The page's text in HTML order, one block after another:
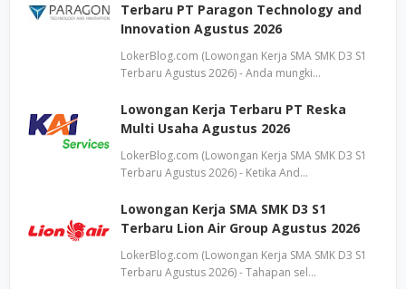
Terbaru PT Paragon Technology and
Innovation Agustus 2026
LokerBlog.com (Lowongan Kerja SMA SMK D3 S1
Terbaru Agustus 2026) - Anda mungki…
Lowongan Kerja Terbaru PT Reska
Multi Usaha Agustus 2026
LokerBlog.com (Lowongan Kerja SMA SMK D3 S1
Terbaru Agustus 2026) - Ketika And…
Lowongan Kerja SMA SMK D3 S1
Terbaru Lion Air Group Agustus 2026
LokerBlog.com (Lowongan Kerja SMA SMK D3 S1
Terbaru Agustus 2026) - Tahapan sel…